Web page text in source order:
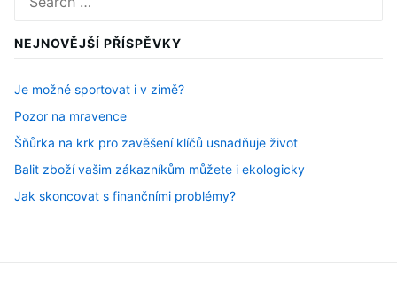
for:
NEJNOVĚJŠÍ PŘÍSPĚVKY
Je možné sportovat i v zimě?
Pozor na mravence
Šňůrka na krk pro zavěšení klíčů usnadňuje život
Balit zboží vašim zákazníkům můžete i ekologicky
Jak skoncovat s finančními problémy?